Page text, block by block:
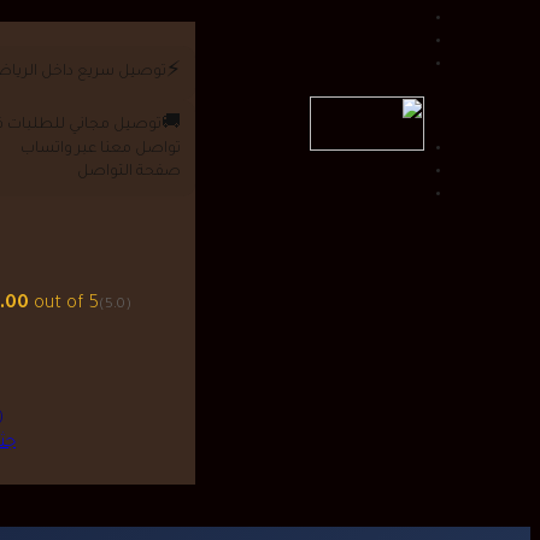
⚡ توصيل سريع داخل
🚚توصيل مجاني للطلبات فوق
تواصل معنا عبر واتساب
صفحة التواصل
out of 5(5.0)